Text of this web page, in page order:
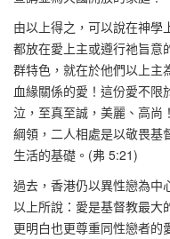
由以上得之，可以說在神學
都放在愛上主或遵行祂旨意
群特色，就在於他們以上主
血緣關係的愛！這份愛不
泣，至真至誠，美麗、高尚
綱領，二人相處是以敬畏基
生活的基礎。(弗 5:21)
過去，香港仍以異性戀為中
以上所說：愛是基督教最大
更明白也更尊重同性戀者的